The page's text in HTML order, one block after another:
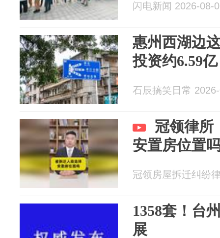
闪电新闻 2026-08-
惠州西湖边
投资约6.59
石辰搞笑日常
冠领律所
安置房位置
冠领房屋拆迁纠纷
1358套！台
展